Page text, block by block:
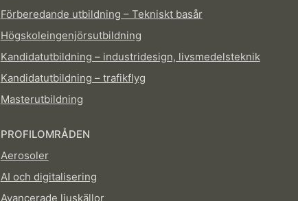
Förberedande utbildning – Tekniskt basår
Högskoleingenjörsutbildning
Kandidatutbildning – industridesign, livsmedelsteknik
Kandidatutbildning – trafikflyg
Masterutbildning
PROFILOMRÅDEN
Aerosoler
AI och digitalisering
Avancerade ljuskällor